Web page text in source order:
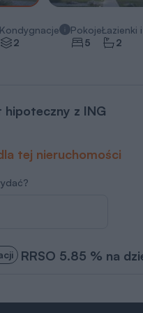
Kondygnacje
2
Pokoje
5
Łazienki
2
hipoteczny z ING
tej nieruchomości
RRSO 5.85 % na